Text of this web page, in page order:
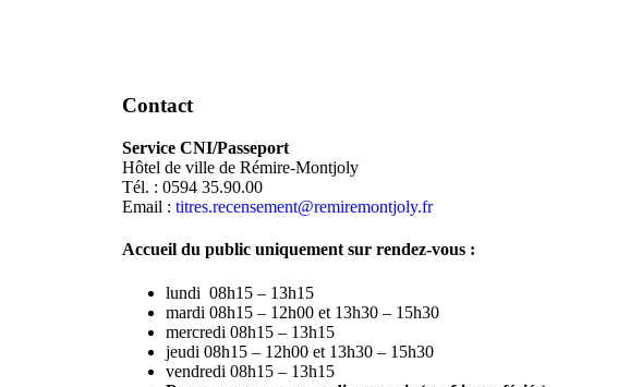
Contact
Service CNI/Passeport
Hôtel de ville de Rémire-Montjoly
Tél. : 0594 35.90.00
Email : titres.recensement@remiremontjoly.fr
Accueil du public uniquement sur rendez-vous :
lundi 08h15 – 13h15
mardi 08h15 – 12h00 et 13h30 – 15h30
mercredi 08h15 – 13h15
jeudi 08h15 – 12h00 et 13h30 – 15h30
vendredi 08h15 – 13h15